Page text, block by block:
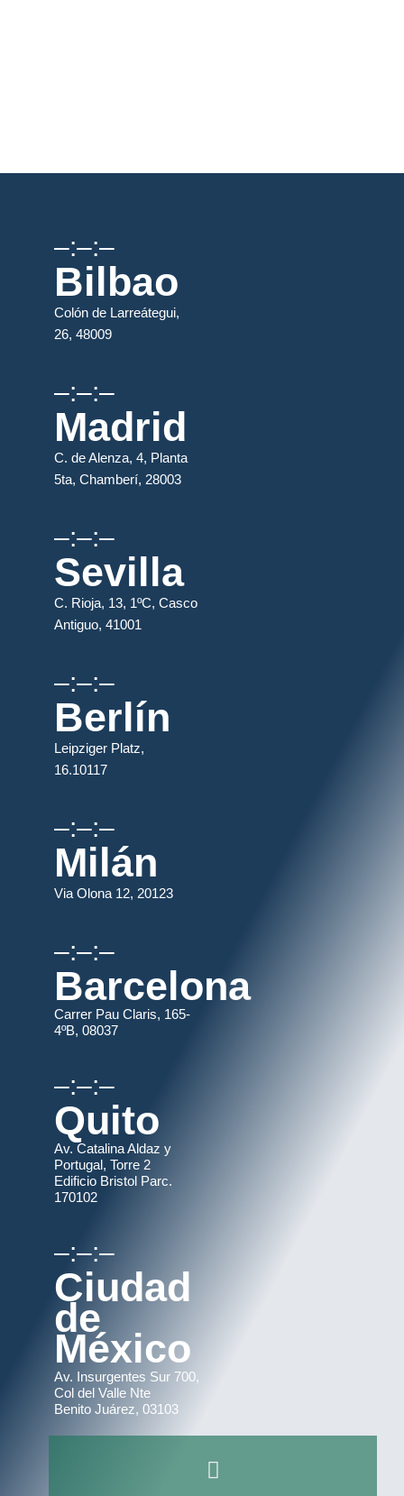
–:–:–
Bilbao
Colón de Larreátegui,
26, 48009
–:–:–
Madrid
C. de Alenza, 4, Planta
5ta, Chamberí, 28003
–:–:–
Sevilla
C. Rioja, 13, 1ºC, Casco
Antiguo, 41001
–:–:–
Berlín
Leipziger Platz,
16.10117
–:–:–
Milán
Via Olona 12, 20123
–:–:–
Barcelona
Carrer Pau Claris, 165-
4ºB, 08037
–:–:–
Quito
Av. Catalina Aldaz y
Portugal, Torre 2
Edificio Bristol Parc.
170102
–:–:–
Ciudad
de
México
Av. Insurgentes Sur 700,
Col del Valle Nte
Benito Juárez, 03103